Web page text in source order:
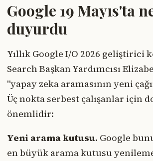
Google 19 Mayıs'ta
duyurdu
Yıllık Google I/O 2026 geliştirici
Search Başkan Yardımcısı
"yapay zeka aramasının yeni
Üç nokta serbest çalışanlar için
önemlidir:
Yeni arama kutusu. Google
en büyük arama kutusu